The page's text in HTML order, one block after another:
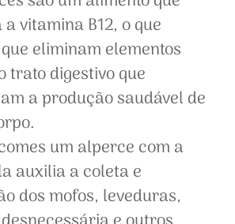
vitamina B12, o que
eliminam elementos
trato digestivo que
a produção saudável de
um alperce com a
auxilia a coleta e
dos mofos, leveduras,